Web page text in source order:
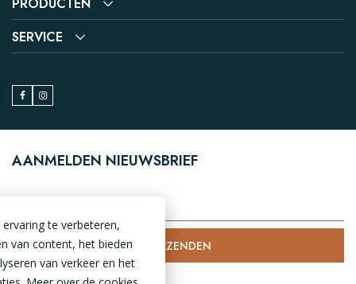
PRODUCTEN
SERVICE
AANMELDEN NIEUWSBRIEF
VERZENDEN
te verbeteren,
van content, het bieden
van verkeer en het